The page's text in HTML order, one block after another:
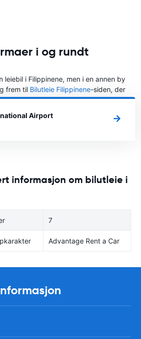
i og rundt
leiebil i Filippinene, men i en annen by
frem til Bilutleie Filippinene-siden, der
der du vil leie en bil.
Airport
informasjon om bilutleie i
7
Advantage Rent a Car